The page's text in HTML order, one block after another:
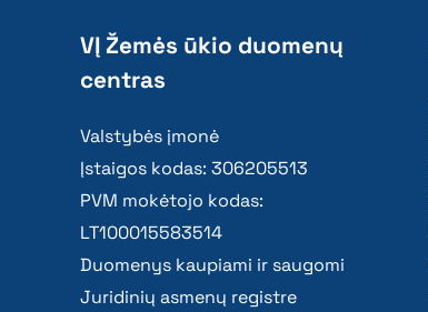
VĮ Žemės ūkio duomenų
centras
Valstybės įmonė
Įstaigos kodas: 306205513
PVM mokėtojo kodas:
LT100015583514
Duomenys kaupiami ir saugomi
Juridinių asmenų registre